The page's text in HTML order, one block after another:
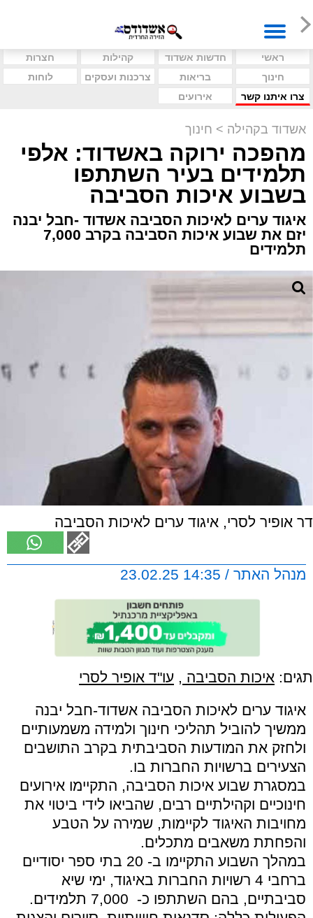
ראשי חדשות אשדוד קהילות
חצרות
חינוך
בריאות צרכנות ועסקים
לוחות
צרו איתנו קשר
אירועים
אשדוד בקהילה > חינוך
מהפכה ירוקה באשדוד: אלפי
תלמידים בעיר השתתפו
בשבוע איכות הסביבה
איגוד ערים לאיכות הסביבה אשדוד -חבל יבנה
יזם את שבוע איכות הסביבה בקרב 7,000
תלמידים
דר אופיר לסרי, איגוד ערים לאיכות הסביבה
מנהל האתר / 14:35 23.02.25
תגים: איכות הסביבה , עו"ד אופיר לסרי
איגוד ערים לאיכות הסביבה אשדוד-חבל יבנה
ממשיך להוביל תהליכי חינוך ולמידה משמעותיים
ולחזק את המודעות הסביבתית בקרב התושבים
הצעירים ברשויות החברות בו.
במסגרת שבוע איכות הסביבה, התקיימו אירועים
חינוכיים וקהילתיים רבים, שהביאו לידי ביטוי את
מחויבות האיגוד לקיימות, שמירה על הטבע
והפחתת משאבים מתכלים.
במהלך השבוע התקיימו ב- 20 בתי ספר יסודיים
ברחבי 4 רשויות החברות באיגוד, ימי שיא
סביבתיים, בהם השתתפו כ- 7,000 תלמידים.